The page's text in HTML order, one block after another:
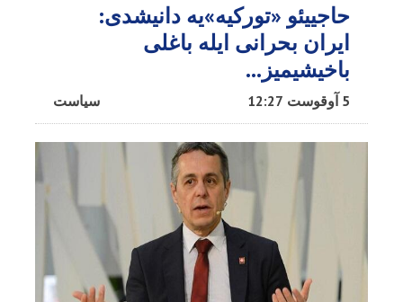
حاجییئو «تورکیه»یه دانیشدی:
ایران بحرانی ایله باغلی
باخیشیمیز...
سیاست 5 آوقوست 12:27